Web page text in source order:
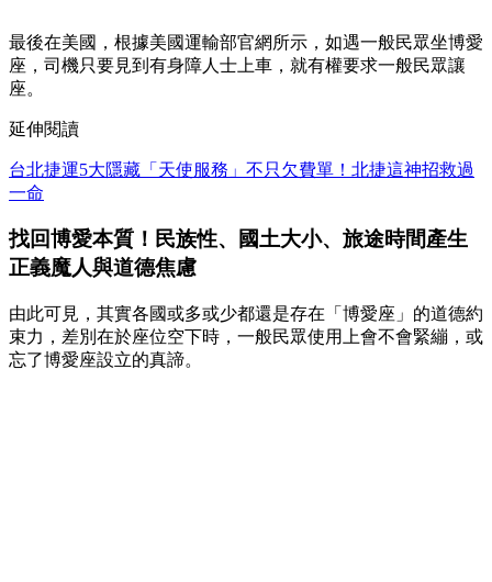
最後在美國，根據美國運輸部官網所示，如遇一般民眾坐博愛
座，司機只要見到有身障人士上車，就有權要求一般民眾讓
座。
延伸閱讀
台北捷運5大隱藏「天使服務」不只欠費單！北捷這神招救過
一命
找回博愛本質！民族性、國土大小、旅途時間產生
正義魔人與道德焦慮
由此可見，其實各國或多或少都還是存在「博愛座」的道德約
束力，差別在於座位空下時，一般民眾使用上會不會緊繃，或
忘了博愛座設立的真諦。